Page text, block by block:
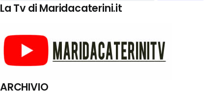
La Tv di Maridacaterini.it
ARCHIVIO